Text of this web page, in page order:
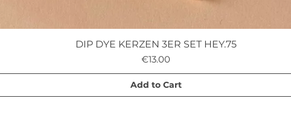
Quick View
DIP DYE KERZEN 3ER SET HEY.75
Price
€13.00
Add to Cart